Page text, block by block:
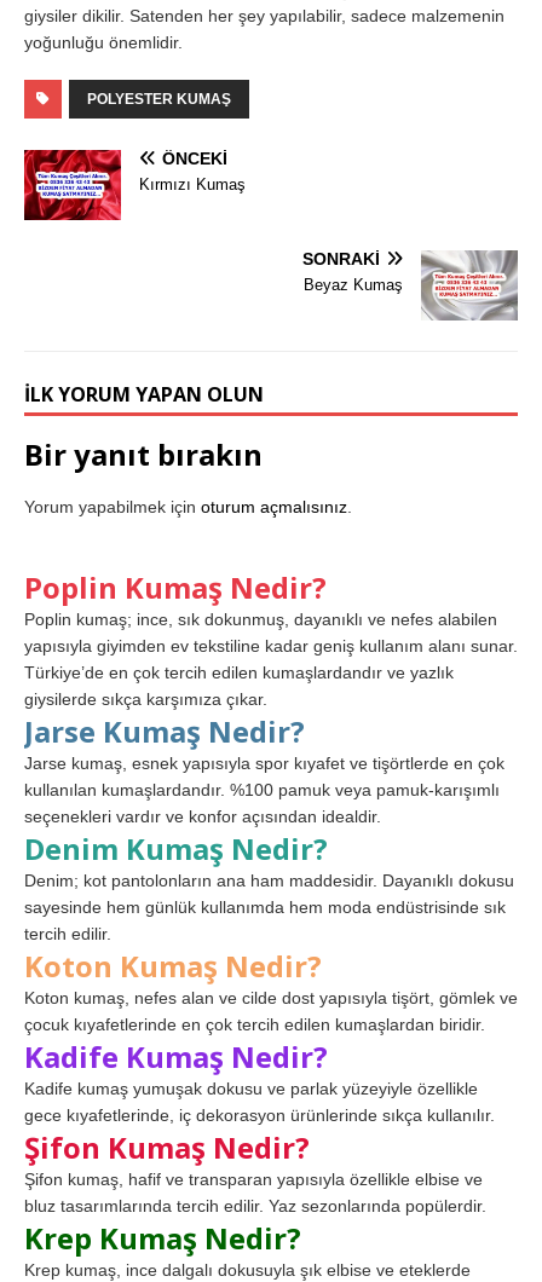
giysiler dikilir. Satenden her şey yapılabilir, sadece malzemenin
yoğunluğu önemlidir.
POLYESTER KUMAŞ
ÖNCEKI
Kırmızı Kumaş
SONRAKI
Beyaz Kumaş
İLK YORUM YAPAN OLUN
Bir yanıt bırakın
Yorum yapabilmek için oturum açmalısınız.
Poplin Kumaş Nedir?
Poplin kumaş; ince, sık dokunmuş, dayanıklı ve nefes alabilen
yapısıyla giyimden ev tekstiline kadar geniş kullanım alanı sunar.
Türkiye’de en çok tercih edilen kumaşlardandır ve yazlık
giysilerde sıkça karşımıza çıkar.
Jarse Kumaş Nedir?
Jarse kumaş, esnek yapısıyla spor kıyafet ve tişörtlerde en çok
kullanılan kumaşlardandır. %100 pamuk veya pamuk-karışımlı
seçenekleri vardır ve konfor açısından idealdir.
Denim Kumaş Nedir?
Denim; kot pantolonların ana ham maddesidir. Dayanıklı dokusu
sayesinde hem günlük kullanımda hem moda endüstrisinde sık
tercih edilir.
Koton Kumaş Nedir?
Koton kumaş, nefes alan ve cilde dost yapısıyla tişört, gömlek ve
çocuk kıyafetlerinde en çok tercih edilen kumaşlardan biridir.
Kadife Kumaş Nedir?
Kadife kumaş yumuşak dokusu ve parlak yüzeyiyle özellikle
gece kıyafetlerinde, iç dekorasyon ürünlerinde sıkça kullanılır.
Şifon Kumaş Nedir?
Şifon kumaş, hafif ve transparan yapısıyla özellikle elbise ve
bluz tasarımlarında tercih edilir. Yaz sezonlarında popülerdir.
Krep Kumaş Nedir?
Krep kumaş, ince dalgalı dokusuyla şık elbise ve eteklerde